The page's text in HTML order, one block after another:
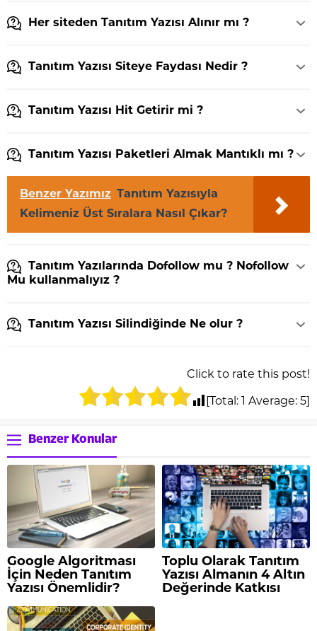
Her siteden Tanıtım Yazısı Alınır mı ?
Tanıtım Yazısı Siteye Faydası Nedir ?
Tanıtım Yazısı Hit Getirir mi ?
Tanıtım Yazısı Paketleri Almak Mantıklı mı ?
Benzer Yazımız
Tanıtım Yazısıyla
Kelimeniz Üst Sıralara Nasıl Çıkar?
Tanıtım Yazılarında Dofollow mu ? Nofollow
Mu kullanmalıyız ?
Tanıtım Yazısı Silindiğinde Ne olur ?
Click to rate this post!
[Total: 1 Average: 5
Benzer Konular
Google Algoritması
İçin Neden Tanıtım
Yazısı Önemlidir?
Toplu Olarak Tanıtım
Yazısı Almanın 4 Altın
Değerinde Katkısı